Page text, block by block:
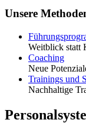
Unsere
Weitblick statt
Coaching
Neue
Trainings und
Nachhaltige